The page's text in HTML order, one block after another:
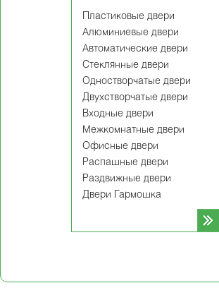
Пластиковые двери
Алюминиевые двери
Автоматические двери
Стеклянные двери
Одностворчатые двери
Двухстворчатые двери
Входные двери
Межкомнатные двери
Офисные двери
Распашные двери
Раздвижные двери
Двери Гармошка